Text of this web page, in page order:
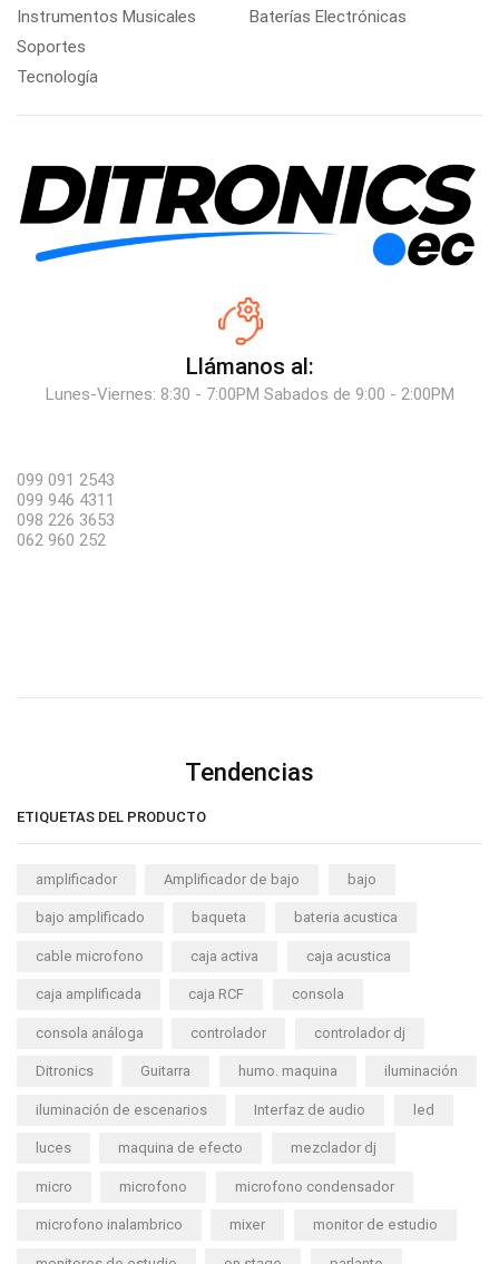
Instrumentos Musicales
Soportes
Tecnología
Baterías Electrónicas
Llámanos al:
Lunes-Viernes: 8:30 - 7:00PM Sabados de 9:00 - 2:00PM
099 091 2543
099 946 4311
098 226 3653
062 960 252
Tendencias
ETIQUETAS DEL PRODUCTO
amplificador Amplificador de bajo bajo
bajo amplificado baqueta bateria acustica
cable microfono caja activa caja acustica
caja amplificada caja RCF consola
consola análoga controlador controlador dj
Ditronics Guitarra humo. maquina iluminación
iluminación de escenarios Interfaz de audio led
luces maquina de efecto mezclador dj
micro microfono microfono condensador
microfono inalambrico mixer monitor de estudio